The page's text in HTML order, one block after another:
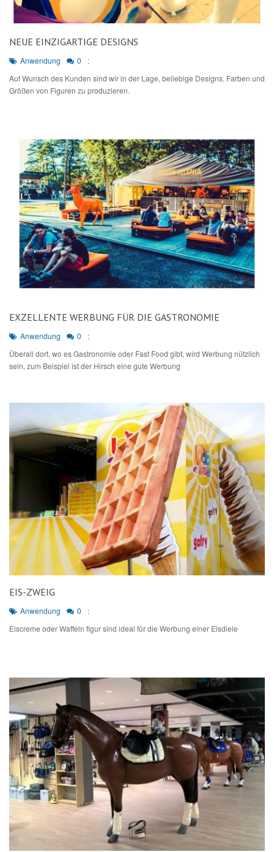
NEUE EINZIGARTIGE DESIGNS
Anwendung 0
:
Auf Wunsch des Kunden sind wir in der Lage, beliebige Designs, Farben und
Größen von Figuren zu produzieren.
EXZELLENTE WERBUNG FÜR DIE GASTRONOMIE
Anwendung 0
:
Überall dort, wo es Gastronomie oder Fast Food gibt, wird Werbung nützlich
sein, zum Beispiel ist der Hirsch eine gute Werbung
EIS-ZWEIG
Anwendung 0
:
Eiscreme oder Waffeln figur sind ideal für die Werbung einer Eisdiele